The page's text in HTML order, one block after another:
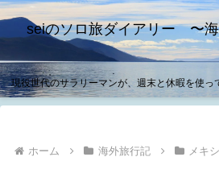
seiのソロ旅ダイアリー 〜
現役世代のサラリーマンが、週末と休暇を使っ
ホーム 海外旅行記 メキ